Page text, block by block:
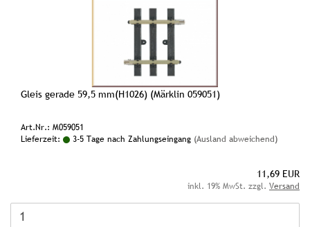
Gleis gerade 59,5 mm(H1026) (Märklin 059051)
Art.Nr.: M059051
Lieferzeit:
3-5 Tage nach Zahlungseingang (Ausland abweichend)
11,69 EUR
inkl. 19% MwSt. zzgl. Versand